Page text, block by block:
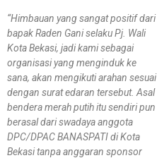
“Himbauan yang sangat positif dari
bapak Raden Gani selaku Pj. Wali
Kota Bekasi, jadi kami sebagai
organisasi yang menginduk ke
sana, akan mengikuti arahan sesuai
dengan surat edaran tersebut. Asal
bendera merah putih itu sendiri pun
berasal dari swadaya anggota
DPC/DPAC BANASPATI di Kota
Bekasi tanpa anggaran sponsor